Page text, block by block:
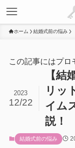
ホーム 結婚式前の悩み
この記事にはプロ
【結
リッ
イム
説！
2023
12/22
結婚式前の悩み